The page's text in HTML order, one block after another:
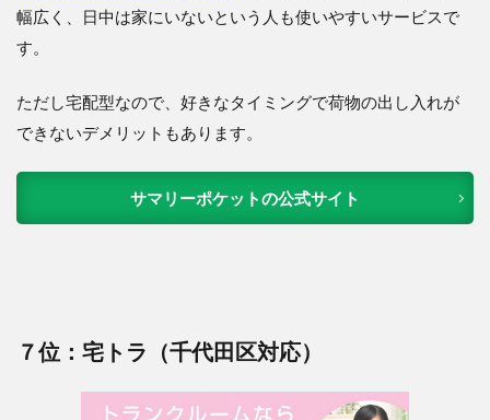
幅広く、日中は家にいないという人も使いやすいサービスで
す。
ただし宅配型なので、好きなタイミングで荷物の出し入れが
できないデメリットもあります。
サマリーポケットの公式サイト
７位：宅トラ（千代田区対応）